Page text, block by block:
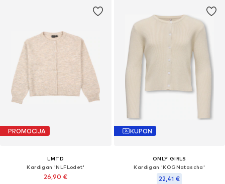
PROMOCIJA
LMTD
Kardigan 'NLFLodet'
26,90 €
KUPON
ONLY GIRLS
Kardigan 'KOGNatascha'
22,41 €